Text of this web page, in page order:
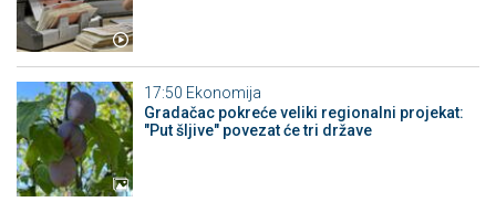
17:50 Ekonomija
Gradačac pokreće veliki regionalni projekat:
"Put šljive" povezat će tri države